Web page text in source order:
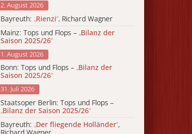
2. August 2026
Bayreuth: „Rienzi“, Richard Wagner
Mainz: Tops und Flops – „Bilanz der
Saison 2025/26“
1. August 2026
Bonn: Tops und Flops – „Bilanz der
Saison 2025/26“
31. Juli 2026
Staatsoper Berlin: Tops und Flops –
„Bilanz der Saison 2025/26“
Bayreuth: „Der fliegende Holländer“,